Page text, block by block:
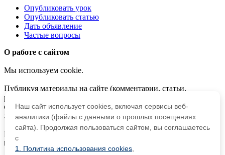
Опубликовать урок
Опубликовать статью
Дать объявление
Частые вопросы
О работе с сайтом
Мы используем cookie.
Публикуя материалы на сайте (комментарии, статьи,
разработки и др.), пользователи берут на себя всю
ответственность за содержание материалов и разрешение
любых спорных вопросов с третьми лицами.
При этом редакция сайта готова оказывать всяческую
поддержку как в публикации, так и других вопросах.
Наш сайт использует cookies, включая сервисы веб-
аналитики (файлы с данными о прошлых посещениях
сайта). Продолжая пользоваться сайтом, вы соглашаетесь
с
1. Политика использования cookies